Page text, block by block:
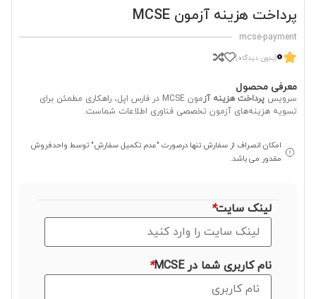
پرداخت هزینه آزمون MCSE
mcse-payment
0(بدون دیدگاه)
معرفی محصول
سرویس پرداخت هزینه آز
مون MCSE در فارس اپل، راهکاری مطمئن برای
تسویه هزینه‌های آزمون تخصصی فناوری اطلاعات شماست.
امکان انصراف از سفارش تنها درصورت "عدم تکمیل سفارش" توسط واحدفروش
مقدور می باشد.
لینک سایت*
نام کاربری شما در MCSE *